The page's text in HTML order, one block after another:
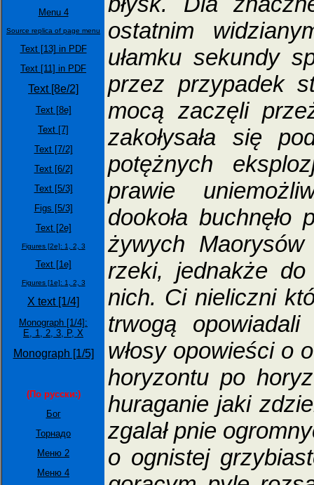
Menu 4
Source replica of page menu
Text [13] in PDF
Text [11] in PDF
Text [8e/2]
Text [8e]
Text [7]
Text [7/2]
Text [6/2]
Text [5/3]
Figs [5/3]
Text [2e]
Figures [2e]: 1, 2, 3
Text [1e]
Figures [1e]: 1, 2, 3
X text [1/4]
Monograph [1/4]:
E, 1, 2, 3, P, X
Monograph [1/5]
(По русски:)
Бог
Торнадо
Меню 2
Меню 4
ostatnim
ułamku sekundy
przez przypadek
mocą zaczęli
zakołysała się
potężnych
prawie
dookoła buchnęło
żywych
rzeki, jednakże
nich. Ci nieliczni
trwogą
włosy opowieści o
horyzontu po
huraganie jaki
zgalał pnie
o ognistej